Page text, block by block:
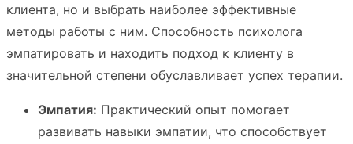
клиента, но и выбрать наиболее эффективные
методы работы с ним. Способность психолога
эмпатировать и находить подход к клиенту в
значительной степени обуславливает успех терапии.
Эмпатия: Практический опыт помогает
развивать навыки эмпатии, что способствует